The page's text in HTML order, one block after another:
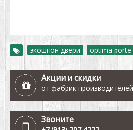
экошпон двери optima porte
Акции и скидки
от фабрик производителей
Звоните